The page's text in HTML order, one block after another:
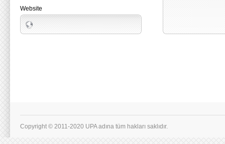
Website
Copyright © 2011-2020 UPA adına tüm hakları saklıdır.